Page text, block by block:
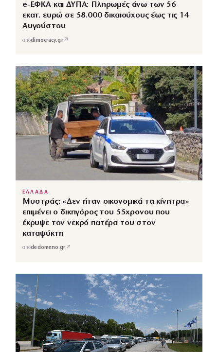
e-ΕΦΚΑ και ΔΥΠΑ: Πληρωμές άνω των 56
εκατ. ευρώ σε 58.000 δικαιούχους έως τις 14
Αυγούστου
απόdimocracy.gr↗
ΕΛΛΑΔΑ
Μυστράς: «Δεν ήταν οικονομικά τα κίνητρα»
επιμένει ο δικηγόρος του 55χρονου που
έκρυψε τον νεκρό πατέρα του στον
καταψύκτη
απόdedomeno.gr ↗